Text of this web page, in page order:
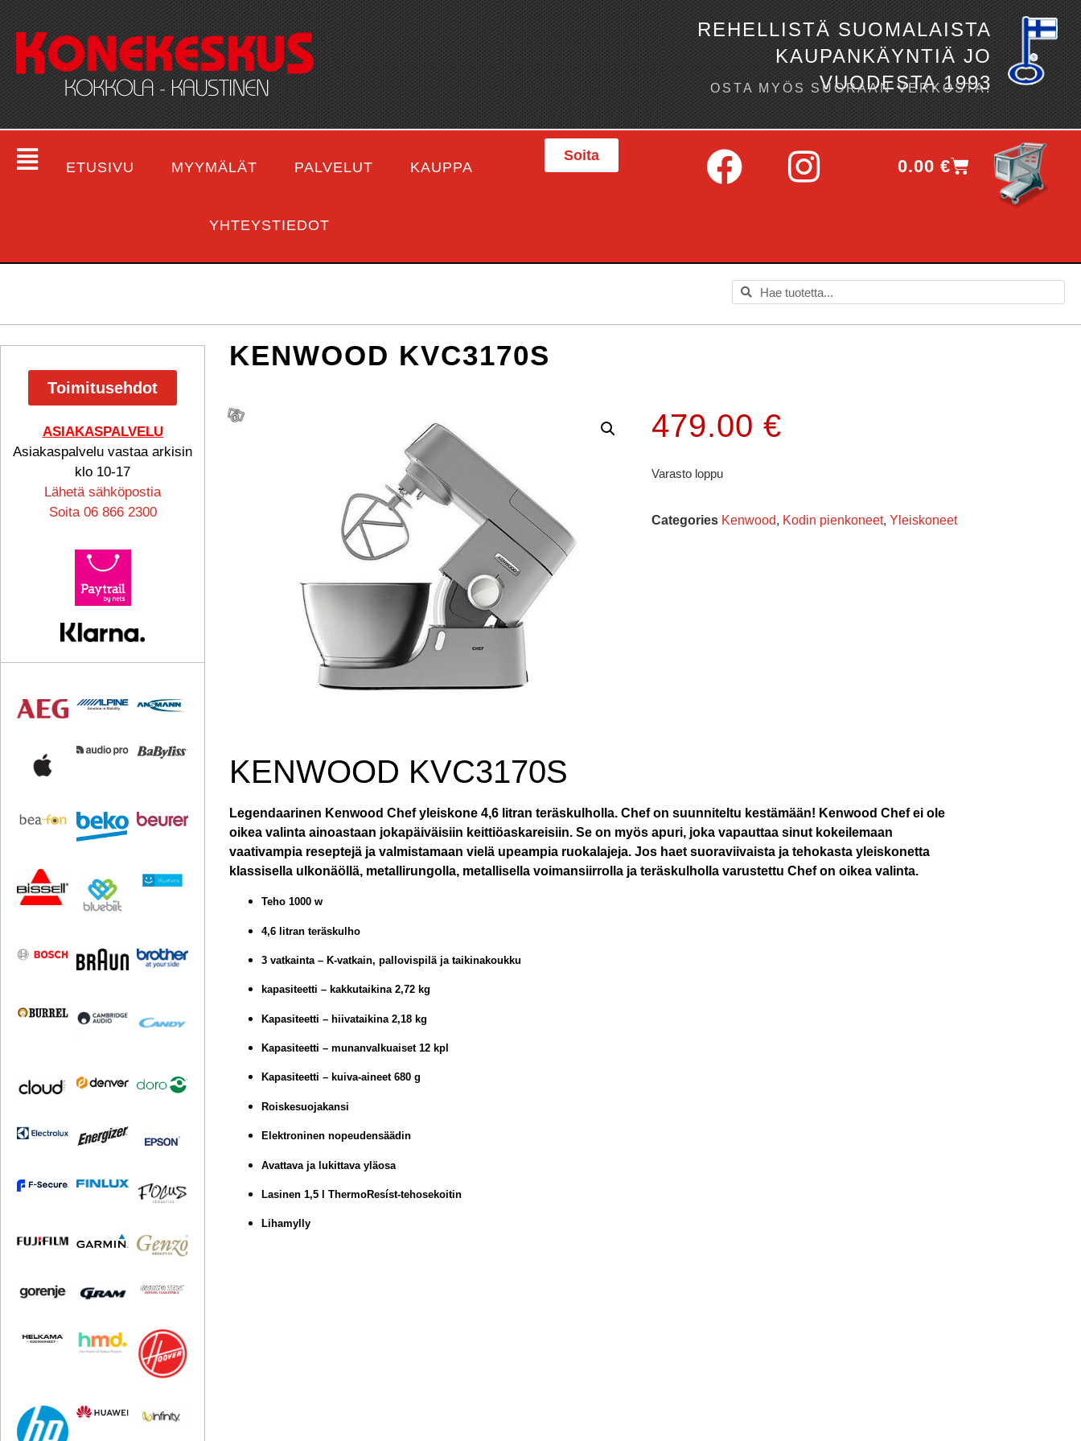
REHELLISTÄ SUOMALAISTA
KAUPANKÄYNTIÄ JO
VUODESTA 1993
OSTA MYÖS SUORAAN VERKOSTA!
ETUSIVU MYYMÄLÄT PALVELUT KAUPPA
YHTEYSTIEDOT
Soita
0.00€
Toimitusehdot
ASIAKASPALVELU
Asiakaspalvelu vastaa arkisin
klo 10-17
Lähetä sähköpostia
Soita 06 866 2300
KENWOOD KVC3170S
479.00 €
Varasto loppu
Categories Kenwood, Kodin pienkoneet, Yleiskoneet
KENWOOD KVC3170S
Legendaarinen Kenwood Chef yleiskone 4,6 litran teräskulholla. Chef on suunniteltu kestämään! Kenwood Chef ei ole
oikea valinta ainoastaan jokapäiväisiin keittiöaskareisiin. Se on myös apuri, joka vapauttaa sinut kokeilemaan
vaativampia reseptejä ja valmistamaan vielä upeampia ruokalajeja. Jos haet suoraviivaista ja tehokasta yleiskonetta
klassisella ulkonäöllä, metallirungolla, metallisella voimansiirrolla ja teräskulholla varustettu Chef on oikea valinta.
Teho 1000 w
4,6 litran teräskulho
3 vatkainta – K-vatkain, pallovispilä ja taikinakoukku
kapasiteetti – kakkutaikina 2,72 kg
Kapasiteetti – hiivataikina 2,18 kg
Kapasiteetti – munanvalkuaiset 12 kpl
Kapasiteetti – kuiva-aineet 680 g
Roiskesuojakansi
Elektroninen nopeudensäädin
Avattava ja lukittava yläosa
Lasinen 1,5 l ThermoResíst-tehosekoitin
Lihamylly